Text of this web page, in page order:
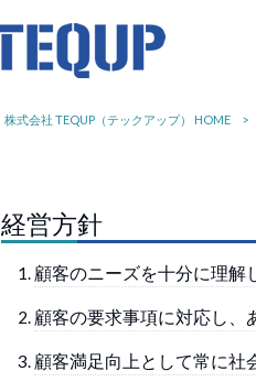
株式会社 TEQUP（テックアップ） HOME >
経営方針
顧客のニーズを十分に理解
顧客の要求事項に対応し、
顧客満足向上として常に社